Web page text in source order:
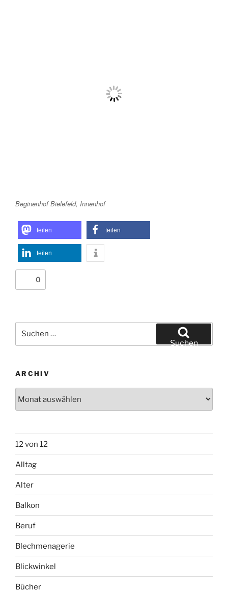
Beginenhof Bielefeld, Innenhof
teilen teilen
teilen
0
nach:
Suchen
ARCHIV
12 von 12
Alltag
Alter
Balkon
Beruf
Blechmenagerie
Blickwinkel
Bücher